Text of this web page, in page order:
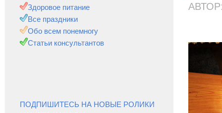
Здоровое питание
Все праздники
Обо всем понемногу
Статьи консультантов
ПОДПИШИТЕСЬ НА НОВЫЕ РОЛИКИ